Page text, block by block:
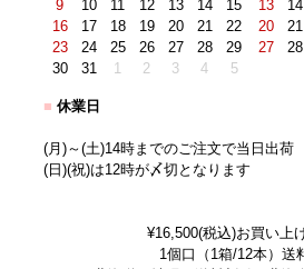
9
10 11 12 13 14
15
16
17 18 19 20 21
22
23
24 25 26 27 28
29
30
31 1 2 3 4 5
13
14
20
21
27
28
■ 休業日
(月)～(土)14時までのご注文で当日出荷
(日)(祝)は12時が〆切となります
¥16,500(税込)お買い上
1個口（1箱/12本）送